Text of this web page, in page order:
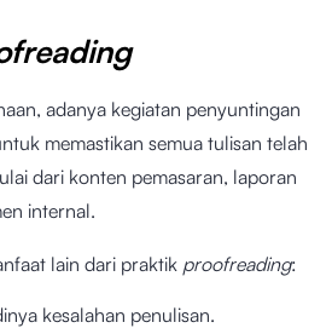
adanya kegiatan penyuntingan
memastikan semua tulisan telah
dari konten pemasaran, laporan
internal.
lain dari praktik proofreading:
kesalahan penulisan.